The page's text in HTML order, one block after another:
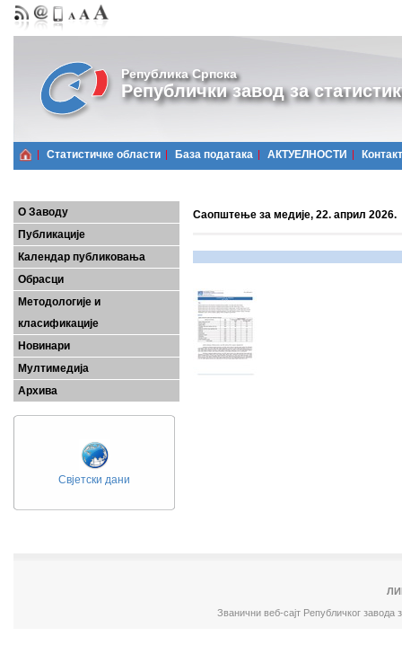
Република Српска
Републички завод за
Статистичке области Базa података АКТУЕЛНОСТИ Контакт
О Заводу
Публикације
Календар публиковања
Обрасци
Методологије и
класификације
Новинари
Мултимедија
Архива
Свјетски дани
Саопштење за медије, 22. април 2026.
Званични веб-сајт Републичког